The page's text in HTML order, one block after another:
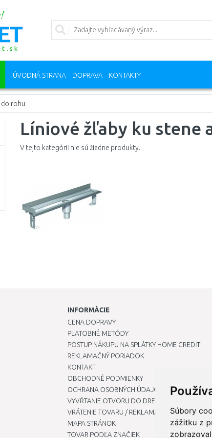
Súbory
zážitku z
ÚVODNÁ STRANA DOPRAVA KONTAKTY
do rohu
Líniové žľaby ku stene
V tejto kategórii nie sú žiadne produkty.
INFORMÁCIE
CENA DOPRAVY
PLATOBNÉ METÓDY
POSTUP NÁKUPU NA SPLÁTKY HOME CREDIT
REKLAMAČNÝ PORIADOK
KONTAKT
OBCHODNÉ PODMIENKY
OCHRANA OSOBNÝCH ÚDAJOV
VYVŔTANIE OTVORU DO DREZU PRE
VRÁTENIE TOVARU / REKLAMÁCIE
MAPA STRÁNOK
TOVAR PODĽA ZNAČIEK